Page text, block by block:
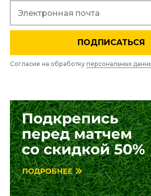
ПОДПИСАТЬСЯ
Согласие на обработку персональных